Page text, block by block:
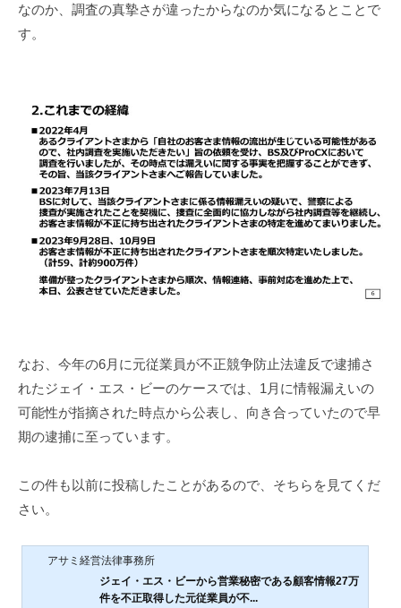
なのか、調査の真摯さが違ったからなのか気になるとことで
す。
なお、今年の6月に元従業員が不正競争防止法違反で逮捕さ
れたジェイ・エス・ビーのケースでは、1月に情報漏えいの
可能性が指摘された時点から公表し、向き合っていたので早
期の逮捕に至っています。
この件も以前に投稿したことがあるので、そちらを見てくだ
さい。
アサミ経営法律事務所
ジェイ・エス・ビーから営業秘密である顧客情報27万
件を不正取得した元従業員が不...